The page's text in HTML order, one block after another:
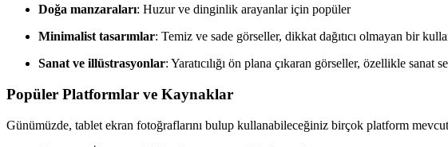
Doğa manzaraları: Huzur ve dinginlik arayanlar için popüler
Minimalist tasarımlar: Temiz ve sade görseller, dikkat dağıtıcı olmayan bir
Sanat ve illüstrasyonlar: Yaratıcılığı ön plana çıkaran görseller, özellikle sanat
Popüler Platformlar ve Kaynaklar
Günümüzde, tablet ekran fotoğraflarını bulup kullanabileceğiniz birçok platform